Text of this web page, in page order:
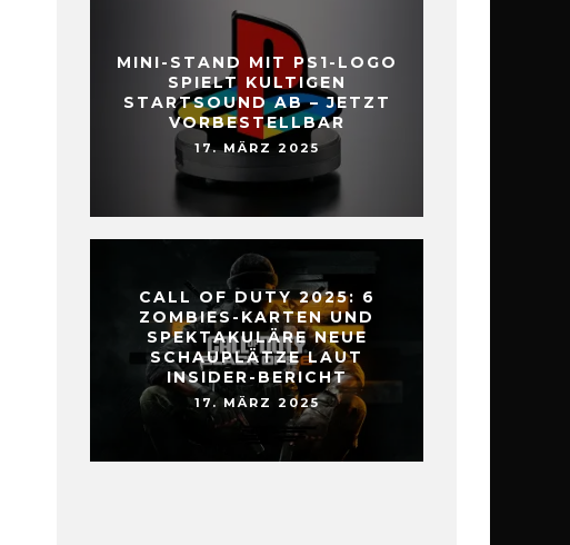
MINI-STAND MIT PS1-LOGO
SPIELT KULTIGEN
STARTSOUND AB – JETZT
VORBESTELLBAR
17. MÄRZ 2025
CALL OF DUTY 2025: 6
ZOMBIES-KARTEN UND
SPEKTAKULÄRE NEUE
SCHAUPLÄTZE LAUT
INSIDER-BERICHT
17. MÄRZ 2025